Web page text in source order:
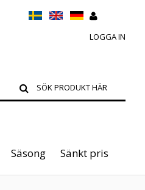
LOGGA IN
Säsong Sänkt pris